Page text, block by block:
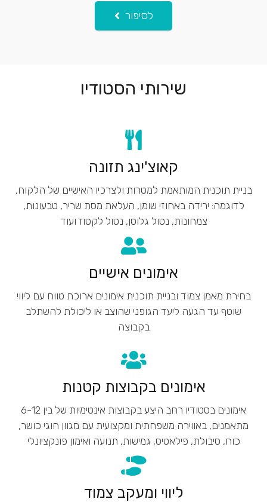
לסיפור
שירותי הסטודיו
קאוצ'ינג תזונה
בניית תוכנית המותאמת למטרות ולצרכיו האישיים של הלקוח,
לדוגמה: ירידה באחוזי שומן, העלאת מסת שריר, טבעונות,
צמחונות, נטול גלוטן, נטול לקטוז ועוד
אימונים אישיים
בחירת מאמן צמוד ובניית תוכנית אימונים ארוכת טווח עם ליווי
שוטף עד הגעה ליעד הגופני שהוצב או ליכולת להשתלב
בקבוצה
אימונים בקבוצות קטנות
אימונים בסטודיו רחב היצע בקבוצות אינטימיות של בין 6-12
מתאמנים, באווירה משפחתית ומקצועית עם מגוון חוגי כושר,
כוח, סיבולת, פילאטיס, גמישות, תנועה ואימון פונקציונלי
ליווי ומעקב צמוד